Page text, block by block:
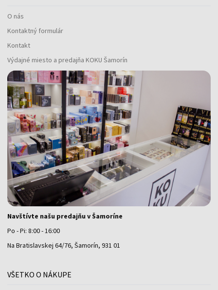
O nás
Kontaktný formulár
Kontakt
Výdajné miesto a predajňa KOKU Šamorín
Navštívte našu predajňu v Šamoríne
Po - Pi: 8:00 - 16:00
Na Bratislavskej 64/76, Šamorín, 931 01
VŠETKO O NÁKUPE